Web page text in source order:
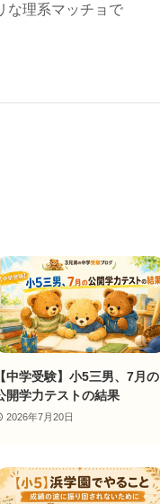
な理系マッチョで
【中学受験】小5三男、7月の
開学力テストの結果
2026年7月20日